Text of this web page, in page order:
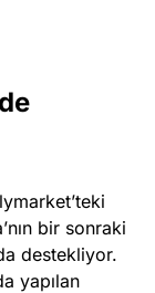
bir sonraki
destekliyor.
yapılan